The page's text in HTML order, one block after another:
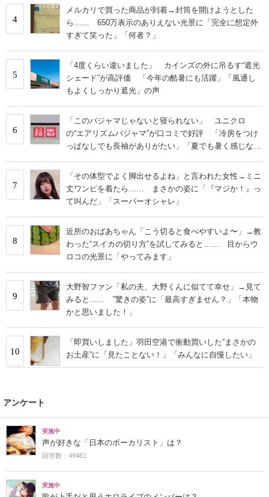
4
メルカリで買った商品が到着→封筒を開けようとした
ら…… 650万表示のありえない光景に「完全に想定外
すぎて笑った」「何者？」
5
「4度くらい違いました」 カインズの外に吊るす“遮光
シェード”が高評価 「今年の酷暑にも活躍」「風通し
もよくしっかり遮光」の声
6
「このパジャマじゃないと寝られない」 ユニクロ
の“エアリズムパジャマ”が口コミで好評 「冷房をつけ
っぱなしでも長袖がありがたい」「夏でも暑く感じな
7
「その体型でよく脚出せるよね」と言われた女性→ミニ
丈ワンピを着たら…… まさかの姿に「『マジか！』っ
て叫んだ」「スーパーオシャレ」
8
近所のおばあちゃん「こう切ると食べやすいよ〜」→教
わった“スイカの切り方”を試してみると…… 目からウ
ロコの光景に「やってみます」
9
大野智ファン「私の夫、大野くんに似てて幸せ」→見て
みると…… ‟驚きの姿”に「最高すぎません？」「本物
かと思いました！」
10
「即買いしました」羽田空港で衝動買いした“まさかの
お土産”に「見たことない！」「みんなに自慢したい」
アンケート
実施中
声が好きな「日本のボーカリスト」は？
回答数：49461
実施中